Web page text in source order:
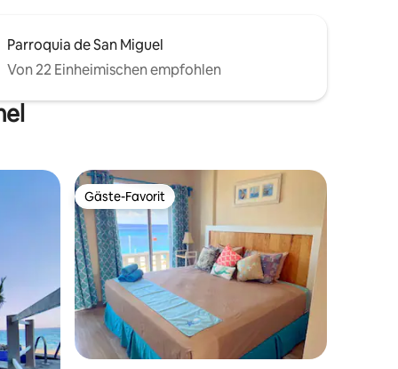
Parroquia de San Miguel
Von 22 Einheimischen empfohlen
Bewertungen
Gäste-Favorit
Gäste-Favorit